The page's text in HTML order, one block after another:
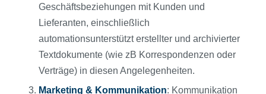
Geschäftsbeziehungen mit Kunden und
Lieferanten, einschließlich
automationsunterstützt erstellter und archivierter
Textdokumente (wie zB Korrespondenzen oder
Verträge) in diesen Angelegenheiten.
Marketing & Kommunikation: Kommunikation